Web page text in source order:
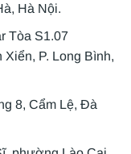
Hà Nội.
Tòa S1.07
P. Long Bình,
8, Cẩm Lệ, Đà